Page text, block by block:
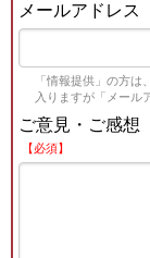
メールアドレス
「情報提供」の方
入りますが「メール
ご意見・ご感想
【必須】